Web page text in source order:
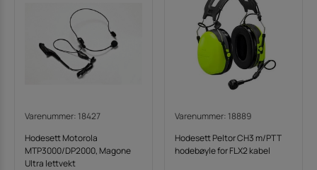
Varenummer: 18427
Hodesett Motorola
MTP3000/DP2000, Magone
Ultra lettvekt
Varenummer: 18889
Hodesett Peltor CH3 m/PTT
hodebøyle for FLX2 kabel